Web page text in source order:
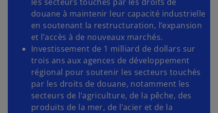
douane à maintenir leur capacité industrielle
en soutenant la restructuration, l’expansion
et l’accès à de nouveaux marchés.
Investissement de 1 milliard de dollars sur
trois ans aux agences de développement
régional pour soutenir les secteurs touchés
par les droits de douane, notamment les
secteurs de l’agriculture, de la pêche, des
produits de la mer, de l’acier et de la